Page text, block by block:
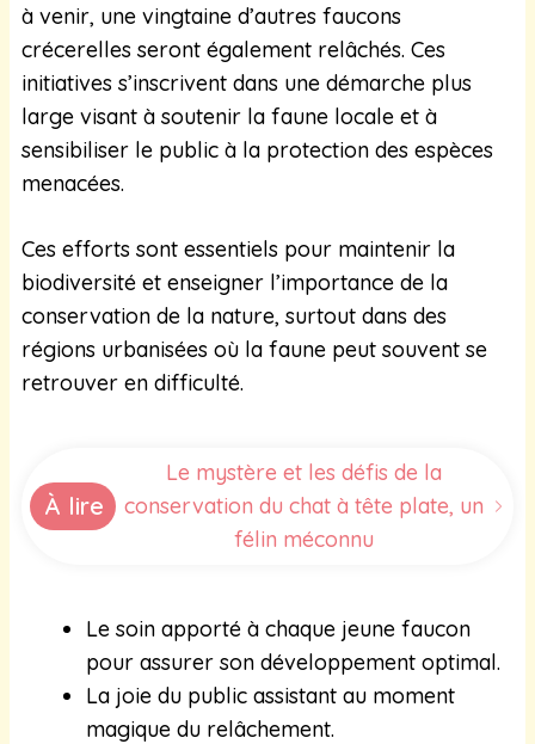
à venir, une vingtaine d’autres faucons
crécerelles seront également relâchés. Ces
initiatives s’inscrivent dans une démarche plus
large visant à soutenir la faune locale et à
sensibiliser le public à la protection des espèces
menacées.
Ces efforts sont essentiels pour maintenir la
biodiversité et enseigner l’importance de la
conservation de la nature, surtout dans des
régions urbanisées où la faune peut souvent se
retrouver en difficulté.
À lire
Le mystère et les défis de la
conservation du chat à tête plate, un
félin méconnu
Le soin apporté à chaque jeune faucon
pour assurer son développement optimal.
La joie du public assistant au moment
magique du relâchement.